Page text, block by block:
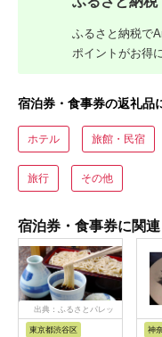
ふるさと納税で
ポイントがお得
宿泊券・食事券の返礼品
ホテル 旅館・民宿
旅行 その他
宿泊券・食事券に関
出典：ふるさとパレッ
東京都渋谷区
神